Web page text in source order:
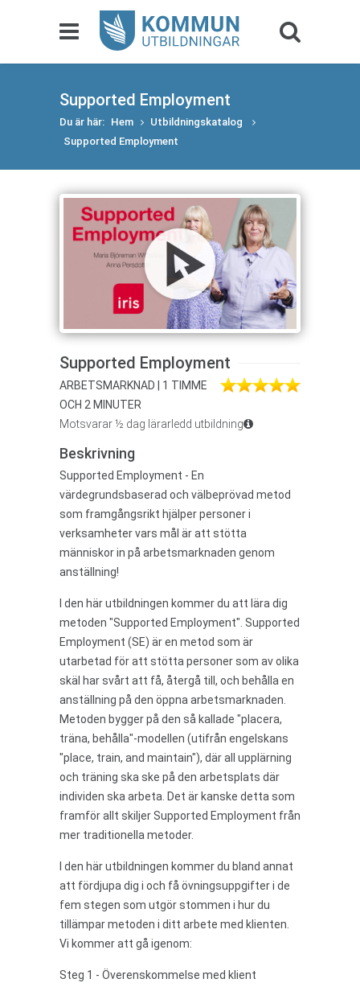
Supported Employment
Du är här: Hem
Utbildningskatalog
Supported Employment
Supported Employment
ARBETSMARKNAD | 1 TIMME
OCH 2 MINUTER
Motsvarar ½ dag lärarledd utbildning
Beskrivning
Supported Employment - En
värdegrundsbaserad och välbeprövad metod
som framgångsrikt hjälper personer i
verksamheter vars mål är att stötta
människor in på arbetsmarknaden genom
anställning!
I den här utbildningen kommer du att lära dig
metoden "Supported Employment". Supported
Employment (SE) är en metod som är
utarbetad för att stötta personer som av olika
skäl har svårt att få, återgå till, och behålla en
anställning på den öppna arbetsmarknaden.
Metoden bygger på den så kallade "placera,
träna, behålla"-modellen (utifrån engelskans
"place, train, and maintain"), där all upplärning
och träning ska ske på den arbetsplats där
individen ska arbeta. Det är kanske detta som
framför allt skiljer Supported Employment från
mer traditionella metoder.
I den här utbildningen kommer du bland annat
att fördjupa dig i och få övningsuppgifter i de
fem stegen som utgör stommen i hur du
tillämpar metoden i ditt arbete med klienten.
Vi kommer att gå igenom:
Steg 1 - Överenskommelse med klient